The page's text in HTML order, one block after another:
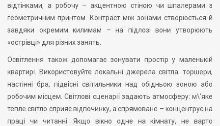
відтінками, а робочу – акцентною стіною чи шпалерами з
геометричним принтом. Контраст між зонами створюється й
завдяки окремим килимам – на підлозі вони утворюють
«острівці» для різних занять.
Освітлення також допомагає зонувати простір у маленькій
квартирі. Використовуйте локальні джерела світла: торшери,
настінні бра, підвісні світильники над обідньою зоною або
робочим місцем. Світлові сценарії задають атмосферу: м\’яке
тепле світло сприяє відпочинку, а спрямоване – концентрує на
праці чи читанні. Якщо вікно одне на кімнату, не варто